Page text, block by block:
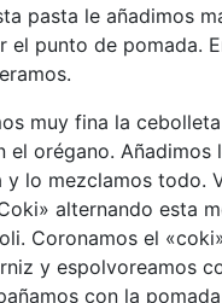
pasta le añadimos
el punto de pomada.
muy fina la
el orégano. Añadimos
y lo mezclamos todo.
alternando esta
Coronamos el
y espolvoreamos
con la